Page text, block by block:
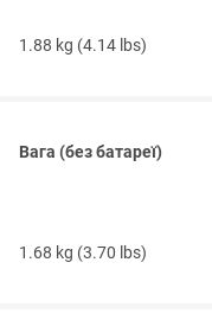
1.88 kg (4.14 lbs)
Вага (без батареї)
1.68 kg (3.70 lbs)